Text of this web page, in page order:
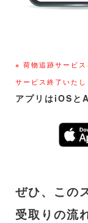
※ 荷物追跡サービ
サービス終了いた
アプリはiOSと
ぜひ、この
受取りの流